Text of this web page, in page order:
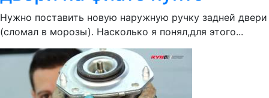
Нужно поставить новую наружную ручку задней двери
(сломал в морозы). Насколько я понял,для этого...